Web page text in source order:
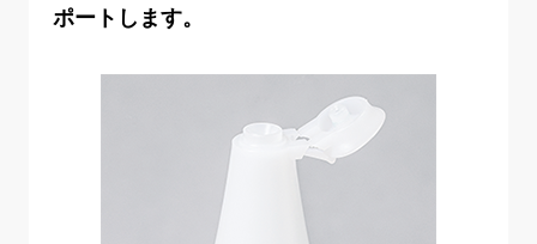
ポートします。